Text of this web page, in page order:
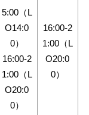
5:00（L
O14:0
0）
16:00-2
1:00（L
O20:0
0）
16:00-2
1:00（L
O20:0
0）